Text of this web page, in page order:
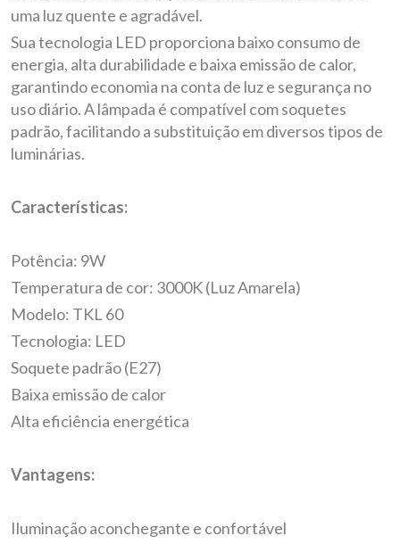
uma luz quente e agradável.
Sua tecnologia LED proporciona baixo consumo de
energia, alta durabilidade e baixa emissão de calor,
garantindo economia na conta de luz e segurança no
uso diário. A lâmpada é compatível com soquetes
padrão, facilitando a substituição em diversos tipos de
luminárias.
Características:
Potência: 9W
Temperatura de cor: 3000K (Luz Amarela)
Modelo: TKL 60
Tecnologia: LED
Soquete padrão (E27)
Baixa emissão de calor
Alta eficiência energética
Vantagens:
Iluminação aconchegante e confortável